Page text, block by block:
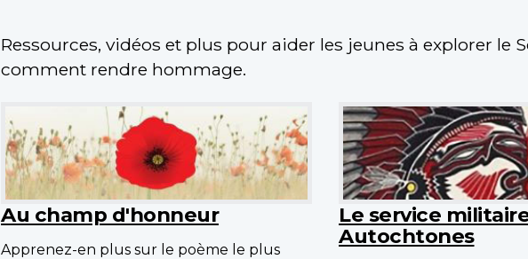
Ressources, vidéos et plus pour aider les jeunes à explorer le
comment rendre hommage.
Au champ d'honneur
Apprenez-en plus sur le poème le plus
Le service
Autochtones